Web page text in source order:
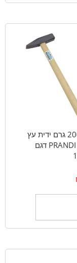
פטיש 200 גרם ידית עץ
איטלקי PRANDI דגם